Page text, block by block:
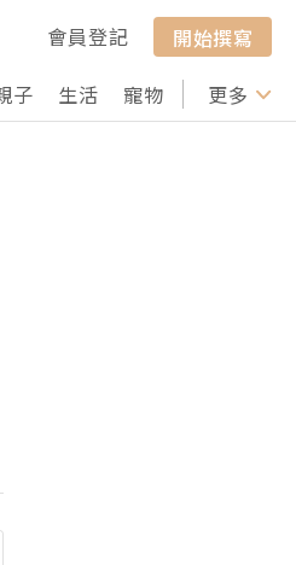
會員登記
開始撰寫
子 生活 寵物 行山 打卡
更多